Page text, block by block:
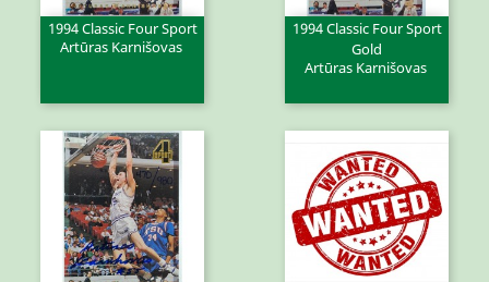
1994 Classic Four Sport
Artūras Karnišovas
1994 Classic Four Sport
Gold
Artūras Karnišovas